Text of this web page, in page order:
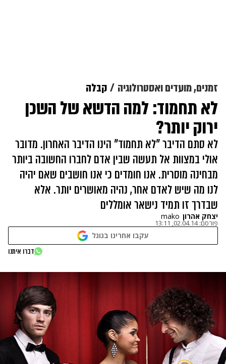
זמנים, מועדים ואסטרולוגיה קבלה
לא תחמוד: למה הדשא של השכן
ירוק יותר?
לא סתם הדיבר "לא תחמוד" הינו הדיבר האחרון. מדובר
אולי במצוות אל תעשה שבין אדם לחברו החשובה ביותר
מבחינה מוסרית. אנו חומדים כי אנו חושבים שאם יהיה
לנו מה שיש לאדם אחר, נהיה מאושרים יותר. אלא
שבדרך זו תמיד נישאר אומללים
יצחק אהרון mako
פורסם:02.04.14, 13:11
עקבו אחרינו בגוגל
דברו איתנו